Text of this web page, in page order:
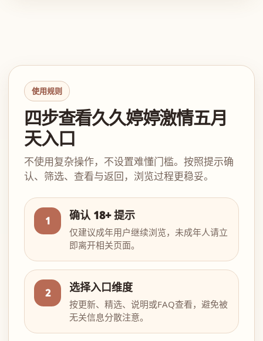
使用规则
四步查看久久婷婷激情五月
天入口
不使用复杂操作，不设置难懂门槛。按照提示确
认、筛选、查看与返回，浏览过程更稳妥。
1 确认 18+ 提示
仅建议成年用户继续浏览，未成年人请立
即离开相关页面。
2 选择入口维度
按更新、精选、说明或FAQ查看，避免被
无关信息分散注意。